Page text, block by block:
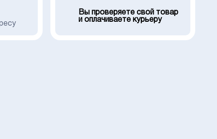
Вы проверяете свой товар
и оплачиваете курьеру